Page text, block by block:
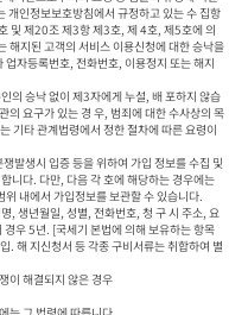
개인정보보호방침에서 규정하고 있는 수 집항
및 제20조 제3항 제3호, 제 4호, 제5호에 의
해지된 고객의 서비스 이용신청에 대한 승낙을
자등록번호, 전화번호, 이용정지 또는 해지
의 승낙 없이 제3자에게 누설, 배 포하지 않습
의 요구가 있는 경 우, 범죄에 대한 수사상의 목
기타 관계법령에서 정한 절차에 따른 요령이
발생시 입증 등을 위하여 가입 정보를 수집 및
니다. 다만, 다음 각 호에 해당하는 경우에는
내에서 가입정보를 보관할 수 있습니다.
우 5년. [국세기 본법에 의해 보유하는 항목
. 해 지신청서 등 각종 구비서류는 취합하여 별